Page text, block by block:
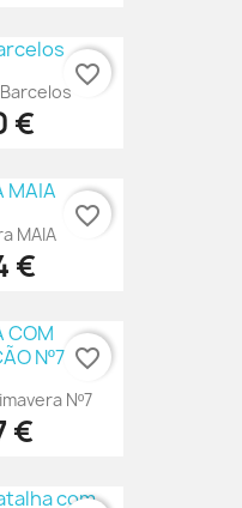
€
favorite_border
MAIA
€
favorite_border
Nº7
€
favorite_border